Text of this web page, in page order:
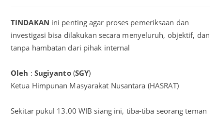
TINDAKAN ini penting agar proses pemeriksaan dan
investigasi bisa dilakukan secara menyeluruh, objektif, dan
tanpa hambatan dari pihak internal
Oleh : Sugiyanto(SGY)
Ketua Himpunan Masyarakat Nusantara (HASRAT)
Sekitar pukul 13.00 WIB siang ini, tiba-tiba seorang teman